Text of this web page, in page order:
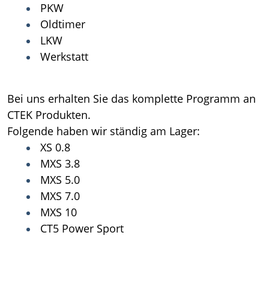
PKW
Oldtimer
LKW
Werkstatt
Bei uns erhalten Sie das komplette Programm an
CTEK Produkten.
Folgende haben wir ständig am Lager:
XS 0.8
MXS 3.8
MXS 5.0
MXS 7.0
MXS 10
CT5 Power Sport